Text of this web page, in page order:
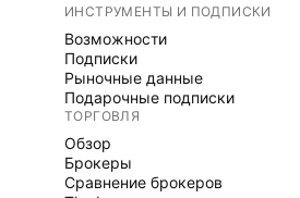
ИНСТРУМЕНТЫ И ПОДПИСКИ
Возможности
Подписки
Рыночные данные
Подарочные подписки
ТОРГОВЛЯ
Обзор
Брокеры
Сравнение брокеров